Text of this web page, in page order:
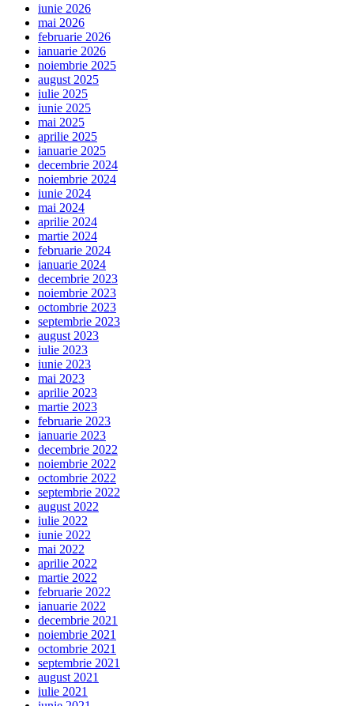
iunie 2026
mai 2026
februarie 2026
ianuarie 2026
noiembrie 2025
august 2025
iulie 2025
iunie 2025
mai 2025
aprilie 2025
ianuarie 2025
decembrie 2024
noiembrie 2024
iunie 2024
mai 2024
aprilie 2024
martie 2024
februarie 2024
ianuarie 2024
decembrie 2023
noiembrie 2023
octombrie 2023
septembrie 2023
august 2023
iulie 2023
iunie 2023
mai 2023
aprilie 2023
martie 2023
februarie 2023
ianuarie 2023
decembrie 2022
noiembrie 2022
octombrie 2022
septembrie 2022
august 2022
iulie 2022
iunie 2022
mai 2022
aprilie 2022
martie 2022
februarie 2022
ianuarie 2022
decembrie 2021
noiembrie 2021
octombrie 2021
septembrie 2021
august 2021
iulie 2021